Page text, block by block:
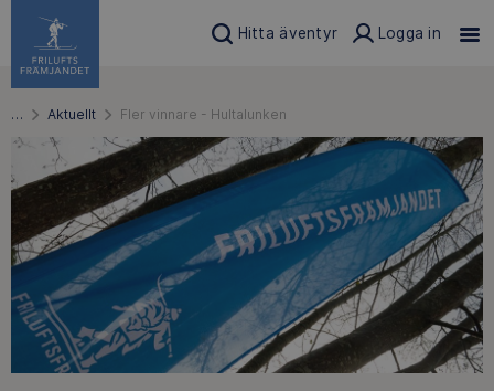
Hitta äventyr Logga in
… Aktuellt Fler vinnare - Hultalunken